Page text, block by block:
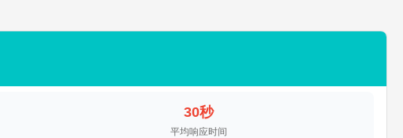
30秒
平均响应时间